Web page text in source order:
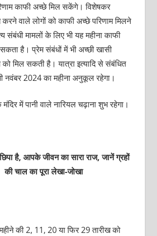
काफी अच्छे मिल सकेंगे। विशेषकर
करने वाले लोगों को काफी अच्छे परिणाम मिलने
संबंधी मामलों के लिए भी यह महीना काफी
है। प्रेम संबंधों में भी अच्छी खासी
मिल सकती है। यात्रा इत्यादि से संबंधित
नवंबर 2024 का महीना अनुकूल रहेगा।
मंदिर में पानी वाले नारियल चढ़ाना शुभ रहेगा।
है, आपके जीवन का सारा राज, जानें ग्रहों
की चाल का पूरा लेखा-जोखा
की 2, 11, 20 या फिर 29 तारीख को